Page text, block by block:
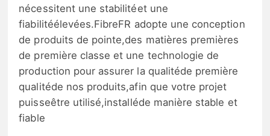
nécessitent une stabilitéet une
fiabilitéélevées.FibreFR adopte une conception
de produits de pointe,des matières premières
de première classe et une technologie de
production pour assurer la qualitéde première
qualitéde nos produits,afin que votre projet
puisseêtre utilisé,installéde manière stable et
fiable